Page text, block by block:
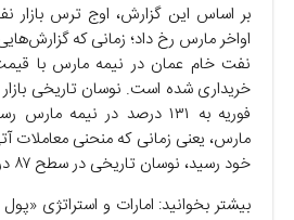
بر اساس این گزارش، اوج ترس بازار
اواخر مارس رخ داد؛ زمانی که
مارس، یعنی زمانی که منحنی معاملات
خود رسید، نوسان تاریخی در سطح ۸۷ درصد قرار داشت.
بیشتر بخوانید: امارات و استراتژی